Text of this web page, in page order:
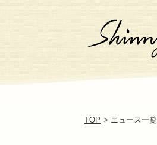
TOP ニュース一覧